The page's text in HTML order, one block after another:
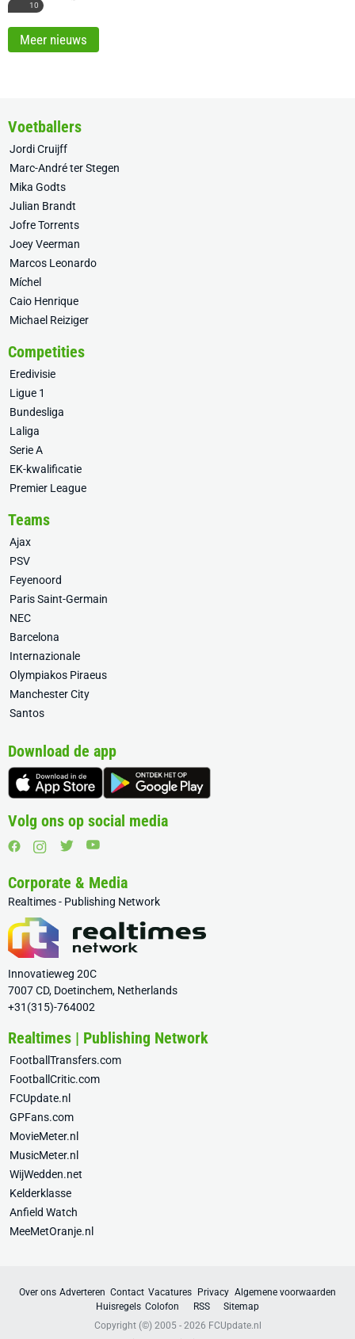
10
Meer nieuws
Voetballers
Jordi Cruijff
Marc-André ter Stegen
Mika Godts
Julian Brandt
Jofre Torrents
Joey Veerman
Marcos Leonardo
Míchel
Caio Henrique
Michael Reiziger
Competities
Eredivisie
Ligue 1
Bundesliga
Laliga
Serie A
EK-kwalificatie
Premier League
Teams
Ajax
PSV
Feyenoord
Paris Saint-Germain
NEC
Barcelona
Internazionale
Olympiakos Piraeus
Manchester City
Santos
Download de app
Volg ons op social media
Corporate & Media
Realtimes - Publishing Network
Innovatieweg 20C
7007 CD, Doetinchem, Netherlands
+31(315)-764002
Realtimes | Publishing Network
FootballTransfers.com
FootballCritic.com
FCUpdate.nl
GPFans.com
MovieMeter.nl
MusicMeter.nl
WijWedden.net
Kelderklasse
Anfield Watch
MeeMetOranje.nl
Over ons Adverteren Contact Vacatures Privacy Algemene voorwaarden
Huisregels Colofon RSS
Sitemap
Copyright (©) 2005 - 2026 FCUpdate.nl